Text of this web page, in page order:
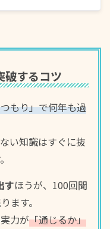
기 쉬워요.
때 더 잘 기억에 남아
破するコツ
もり」で何年も過
い知識はすぐに抜
すほうが、100回聞
ます。
力が「通じるか」